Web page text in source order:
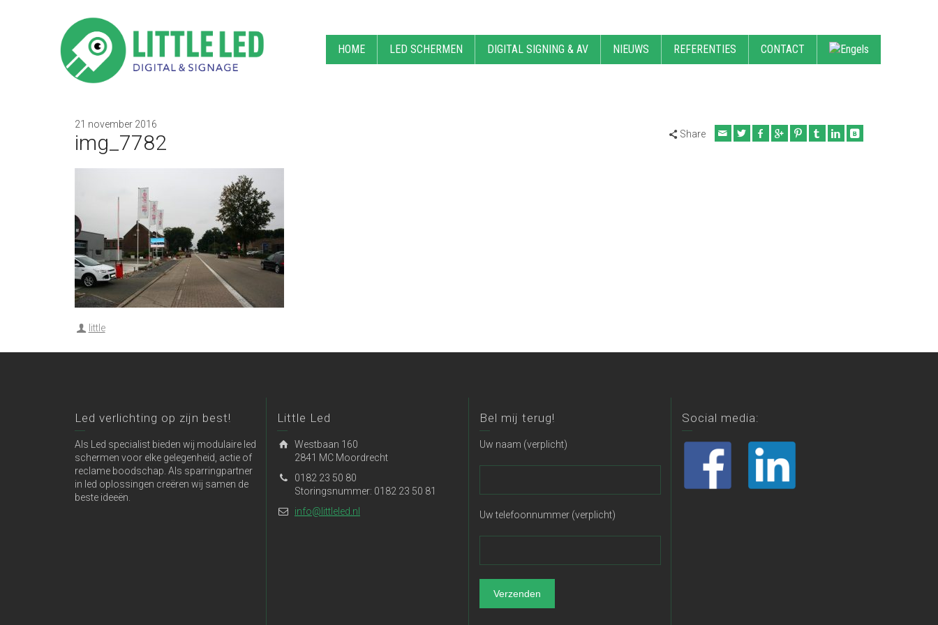
HOME LED SCHERMEN DIGITAL SIGNING & AV NIEUWS REFERENTIES CONTACT
21 november 2016
img_7782 Share
little
Led verlichting op zijn best!
Als Led specialist bieden wij modulaire led
schermen voor elke gelegenheid, actie of
reclame boodschap. Als sparringpartner
in led oplossingen creëren wij samen de
beste ideeën.
Little Led
Westbaan 160
2841 MC Moordrecht
0182 23 50 80
Storingsnummer: 0182 23 50 81
info@littleled.nl
Bel mij terug!
Uw naam (verplicht)
Uw telefoonnummer (verplicht)
Social media: